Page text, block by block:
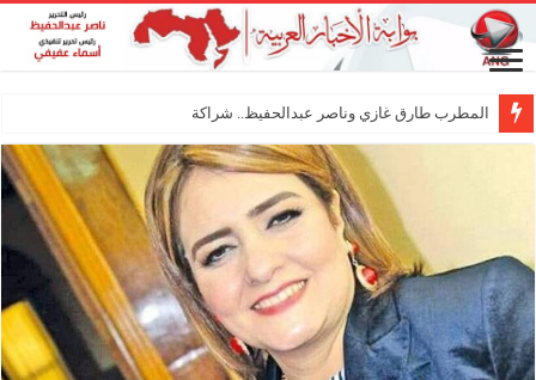
المطرب طارق غازي وناصر عبدالحفيظ.. شراكة فنية ترسم م